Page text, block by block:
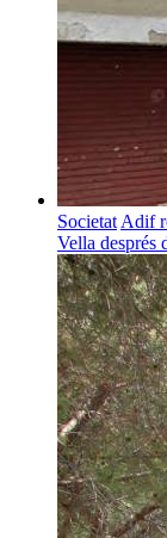
Societat Adif
Vella després